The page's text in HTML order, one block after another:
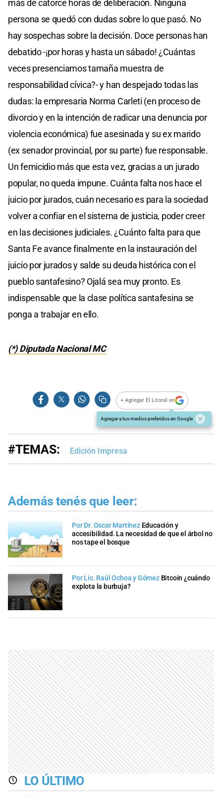
más de catorce horas de deliberación. Ninguna
persona se quedó con dudas sobre lo que pasó. No
hay sospechas sobre la decisión. Doce personas han
debatido -¡por horas y hasta un sábado! ¿Cuántas
veces presenciamos tamaña muestra de
responsabilidad cívica?- y han despejado todas las
dudas: la empresaria Norma Carleti (en proceso de
divorcio y en la intención de radicar una denuncia por
violencia económica) fue asesinada y su ex marido
(ex senador provincial, por su parte) fue responsable.
Un femicidio más que esta vez, gracias a un jurado
popular, no queda impune. Cuánta falta nos hace el
juicio por jurados, cuán necesario es para la sociedad
volver a confiar en el sistema de justicia, poder creer
en las decisiones judiciales. ¿Cuánto falta para que
Santa Fe avance finalmente en la instauración del
juicio por jurados y salde su deuda histórica con el
pueblo santafesino? Ojalá sea muy pronto. Es
indispensable que la clase política santafesina se
ponga a trabajar en ello.
(*) Diputada Nacional MC
+ Agregar El Litoral en
Agregar a tus medios preferidos en Google
#TEMAS: Edición Impresa
Además tenés que leer:
Por Dr. Oscar Martínez Educación y
accesibilidad. La necesidad de que el árbol no
nos tape el bosque
Por Lic. Raúl Ochoa y Gómez Bitcoin ¿cuándo
explota la burbuja?
LO ÚLTIMO